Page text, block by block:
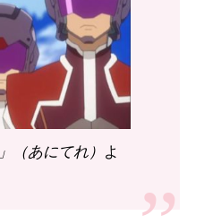
（あにてれ） よ